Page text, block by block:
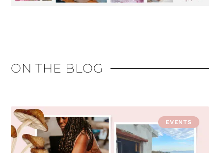
ON THE BLOG
EVENTS